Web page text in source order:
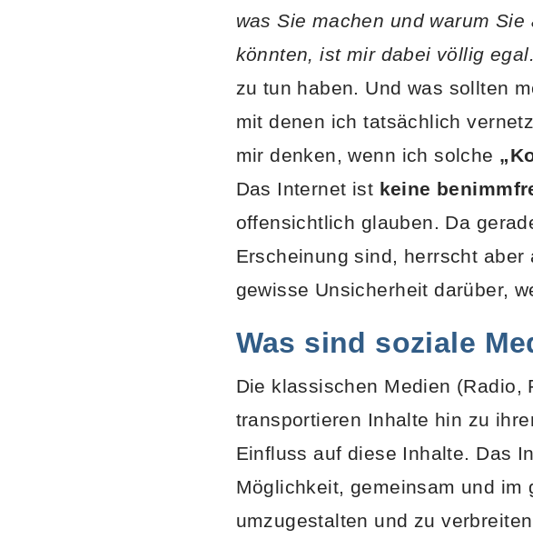
was Sie machen und warum
könnten, ist mir dabei völlig
zu tun haben. Und was sollten
mit denen ich tatsächlich
mir denken, wenn ich solche
Das Internet ist keine
offensichtlich glauben. Da
Erscheinung sind, herrscht
gewisse Unsicherheit darüber,
Was sind soziale
Die klassischen Medien (Radio,
transportieren Inhalte hin zu
Einfluss auf diese Inhalte. Das
Möglichkeit, gemeinsam und im
umzugestalten und zu